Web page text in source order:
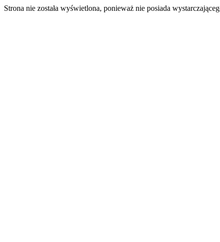
Strona nie została wyświetlona, ponieważ nie posiada